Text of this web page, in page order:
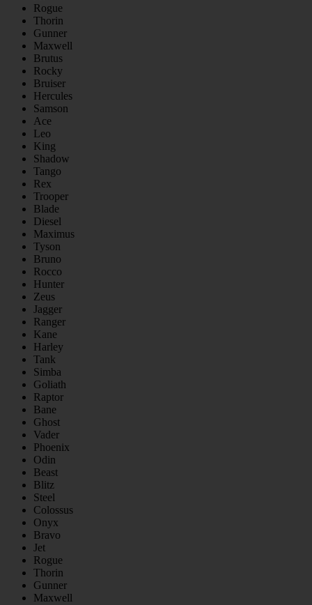
Rogue
Thorin
Gunner
Maxwell
Brutus
Rocky
Bruiser
Hercules
Samson
Ace
Leo
King
Shadow
Tango
Rex
Trooper
Blade
Diesel
Maximus
Tyson
Bruno
Rocco
Hunter
Zeus
Jagger
Ranger
Kane
Harley
Tank
Simba
Goliath
Raptor
Bane
Ghost
Vader
Phoenix
Odin
Beast
Blitz
Steel
Colossus
Onyx
Bravo
Jet
Rogue
Thorin
Gunner
Maxwell